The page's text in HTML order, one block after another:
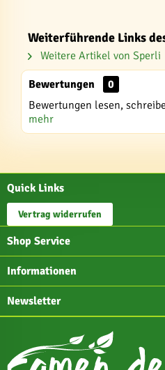
Weiterführende Links
Weitere Artikel von Sperli
Bewertungen
0
Bewertungen lesen,
mehr
Quick Links
Vertrag widerrufen
Shop Service
Informationen
Newsletter